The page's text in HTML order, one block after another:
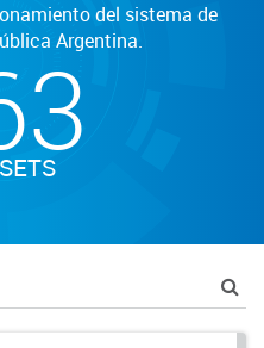
del sistema de
Argentina.